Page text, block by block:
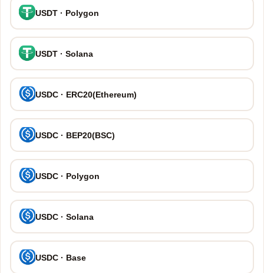
USDT · Polygon
USDT · Solana
USDC · ERC20(Ethereum)
USDC · BEP20(BSC)
USDC · Polygon
USDC · Solana
USDC · Base